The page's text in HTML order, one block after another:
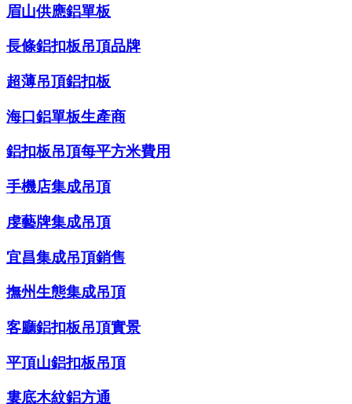
眉山供應鋁單板
長條鋁扣板吊頂品牌
超薄吊頂鋁扣板
海口鋁單板生產商
鋁扣板吊頂每平方米費用
手機店集成吊頂
虔藝牌集成吊頂
宜昌集成吊頂銷售
撫州生態集成吊頂
客廳鋁扣板吊頂實景
平頂山鋁扣板吊頂
婁底木紋鋁方通